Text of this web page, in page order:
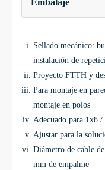
Embalaje
Sellado mecánico:
instalación de
Proyecto FTTH y
Para montaje en
montaje en polos
Adecuado para 1x8
Ajustar para la
Diámetro de cable
mm de empalme